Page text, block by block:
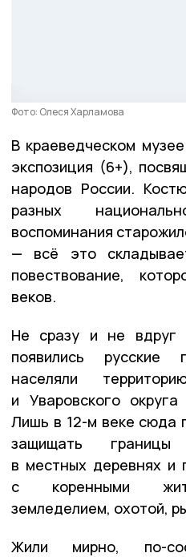
Фото: Олеся Харламова
В краеведческом
экспозиция (6+),
народов России.
разных
воспоминания
— всё это
повествование,
веков.
Не сразу и не вдруг
появились русские
населяли
и Уваровского
Лишь в 12-м веке сюда
защищать
в местных деревнях и
с коренными
земледелием, охотой,
Жили мирно, по-